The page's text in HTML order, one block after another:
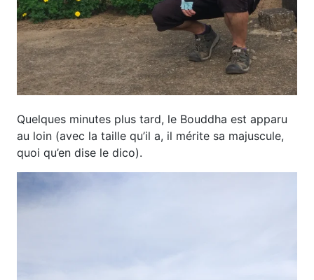
Quelques minutes plus tard, le Bouddha est apparu
au loin (avec la taille qu’il a, il mérite sa majuscule,
quoi qu’en dise le dico).